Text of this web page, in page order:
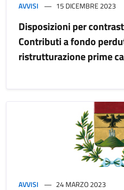
AVVISI 15 DICEMBRE 2023
Disposizioni per
Contributi a fondo
ristrutturazione prime
AVVISI 24 MARZO 2023